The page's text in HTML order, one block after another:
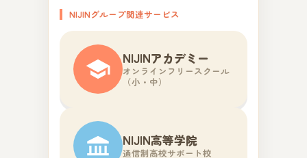
NIJINグループ関連サービス
NIJINアカデミー
オンラインフリースクール
（小・中）
NIJIN高等学院
通信制高校サポート校